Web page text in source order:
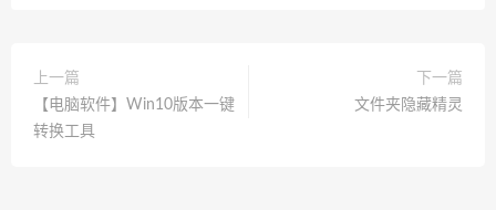
上一篇
【电脑软件】Win10版本一键
转换工具
下一篇
文件夹隐藏精灵